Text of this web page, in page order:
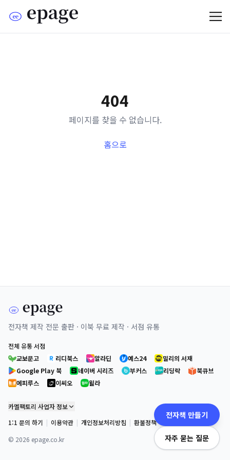
404
페이지를 찾을 수 없습니다.
홈으로
전자책 제작 전문 출판 · 이북 무료 제작 · 서점 유통
전체 유통 서점
교보문고
리디북스 알라딘 예스24
밀리의 서재
Google Play 북
네이버 시리즈 부커스 리딩락
북큐브
에피루스
이씨오 윌라
카멜팩토리 사업자 정보
1:1 문의 하기 | 이용약관 | 개인정보처리방침 | 환불정책
© 2026 epage.co.kr
전자책 만들기
자주 묻는 질문